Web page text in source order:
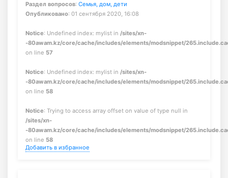
Раздел вопросов: Семья, дом, дети
Опубликовано: 01 сентября 2020, 16:08
Notice: Undefined index: mylist in /sites/xn-
-80awam.kz/core/cache/includes/elements/modsnippet/
on line 57
Notice: Undefined index: mylist in /sites/xn-
-80awam.kz/core/cache/includes/elements/modsnippet/
on line 58
Notice: Trying to access array offset on value of type null in
/sites/xn-
-80awam.kz/core/cache/includes/elements/modsnippet/
on line 58
Добавить в избранное